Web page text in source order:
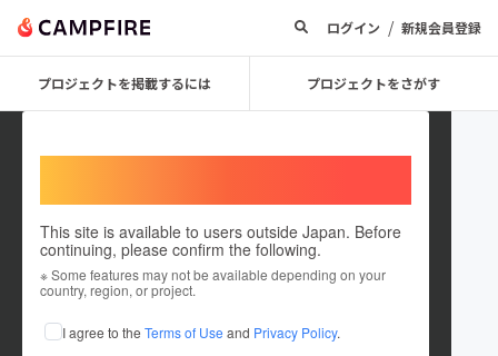
ログイン / 新規会員登録
プロジェクトを掲載するには プロジェクトをさがす
This site is available to users outside Japan. Before
continuing, please confirm the following.
※ Some features may not be available depending on your
country, region, or project.
I agree to the Terms of Use and Privacy Policy.
cherry blossom RuRi
これまでに7回支援して1件のプロジェクトを投稿しています